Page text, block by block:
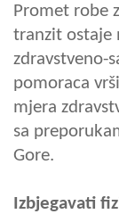
Promet robe
tranzit ostaje
zdravstveno-
pomoraca
mjera
sa
Gore.
Izbjegavati